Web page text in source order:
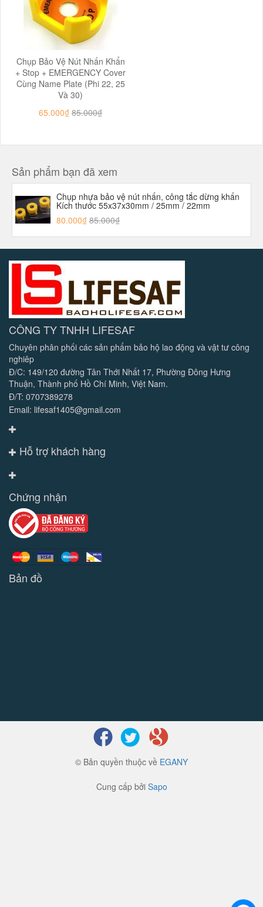
Chụp Bảo Vệ Nút Nhấn Khẩn
+ Stop + EMERGENCY Cover
Cùng Name Plate (Phi 22, 25
Và 30)
65.000₫ 85.000₫
Sản phẩm bạn đã xem
Chụp nhựa bảo vệ nút nhấn, công tắc dừng khẩn
Kích thước 55x37x30mm / 25mm / 22mm
80.000₫ 85.000₫
CÔNG TY TNHH LIFESAF
Chuyên phân phối các sản phẩm bảo hộ lao động và vật tư công
nghiêp
Đ/C: 149/120 đường Tân Thới Nhất 17, Phường Đông Hưng
Thuận, Thành phố Hồ Chí Minh, Việt Nam.
Đ/T: 0707389278
Email: lifesaf1405@gmail.com
Hỗ trợ khách hàng
Chứng nhận
Bản đồ
© Bản quyền thuộc về EGANY
Cung cấp bởi Sapo